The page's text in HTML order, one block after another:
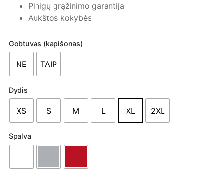
Pinigų grąžinimo garantija
Aukštos kokybės
Gobtuvas (kapišonas)
NE TAIP
Dydis
XS S M L XL 2XL
Spalva